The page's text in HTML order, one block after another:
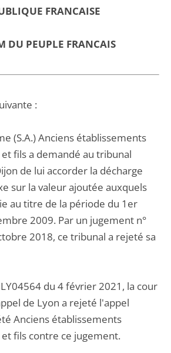
FRANCAISE
DU PEUPLE FRANCAIS
:
(S.A.) Anciens établissements
fils a demandé au tribunal
de lui accorder la décharge
sur la valeur ajoutée auxquels
au titre de la période du 1er
2009. Par un jugement n°
2018, ce tribunal a rejeté sa
du 4 février 2021, la cour
de Lyon a rejeté l'appel
Anciens établissements
fils contre ce jugement.